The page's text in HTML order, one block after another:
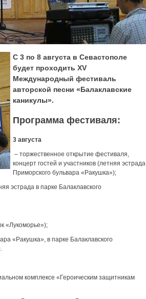
С 3 по 8 августа в Севастополе
будет проходить XV
Международный фестиваль
авторской песни «Балаклавские
каникулы».
Программа фестиваля:
3 августа
– торжественное открытие фестиваля,
концерт гостей и участников (летняя эстрада
Приморского бульвара «Ракушка»);
эстрада в парке Балаклавского
«Лукоморье»);
«Ракушка», в парке Балаклавского
комплексе «Героическим защитникам